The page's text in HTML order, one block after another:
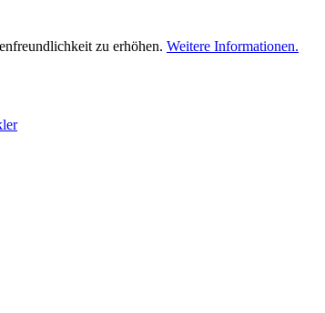
zu erhöhen. Weitere Informationen.